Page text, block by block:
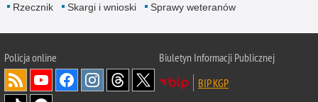
Rzecznik Skargi i wnioski Sprawy weteranów
Policjaonline
Biuletyn Informacji Publicznej
BIP KGP